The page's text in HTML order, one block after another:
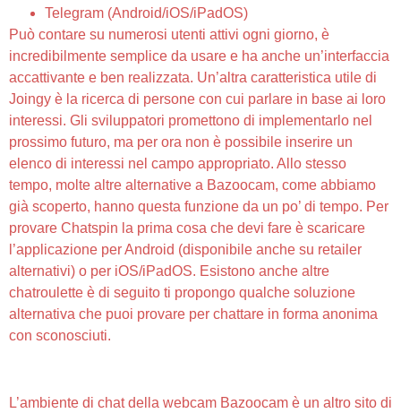
Telegram (Android/iOS/iPadOS)
Può contare su numerosi utenti attivi ogni giorno, è
incredibilmente semplice da usare e ha anche un’interfaccia
accattivante e ben realizzata. Un’altra caratteristica utile di
Joingy è la ricerca di persone con cui parlare in base ai loro
interessi. Gli sviluppatori promettono di implementarlo nel
prossimo futuro, ma per ora non è possibile inserire un
elenco di interessi nel campo appropriato. Allo stesso
tempo, molte altre alternative a Bazoocam, come abbiamo
già scoperto, hanno questa funzione da un po’ di tempo. Per
provare Chatspin la prima cosa che devi fare è scaricare
l’applicazione per Android (disponibile anche su retailer
alternativi) o per iOS/iPadOS. Esistono anche altre
chatroulette è di seguito ti propongo qualche soluzione
alternativa che puoi provare per chattare in forma anonima
con sconosciuti.
L’ambiente di chat della webcam Bazoocam è un altro sito di